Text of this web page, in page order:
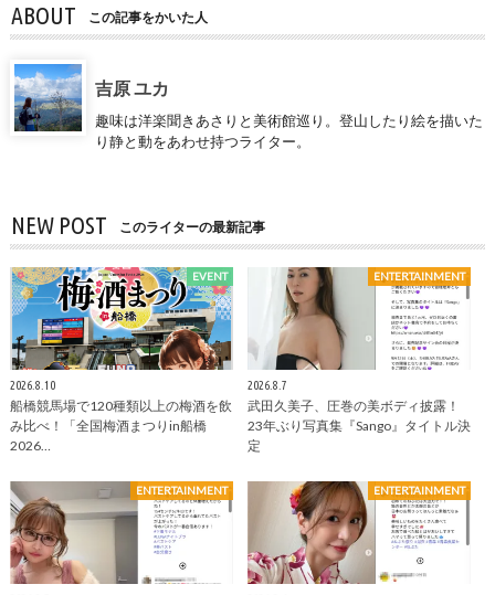
ABOUT この記事をかいた人
吉原 ユカ
趣味は洋楽聞きあさりと美術館巡り。登山したり絵を描いた
り静と動をあわせ持つライター。
NEW POST このライターの最新記事
EVENT
2026.8.10
船橋競馬場で120種類以上の梅酒を飲
み比べ！「全国梅酒まつりin船橋
2026…
ENTERTAINMENT
2026.8.7
武田久美子、圧巻の美ボディ披露！
23年ぶり写真集『Sango』タイトル決
定
ENTERTAINMENT ENTERTAINMENT